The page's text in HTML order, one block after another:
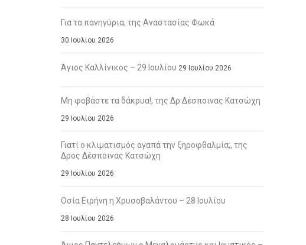
Για τα πανηγύρια, της Αναστασίας Φωκά
30 Ιουλίου 2026
Άγιος Καλλίνικος – 29 Ιουλίου 29 Ιουλίου 2026
Μη φοβάστε τα δάκρυα!, της Δρ Δέσποινας Κατσώχη
29 Ιουλίου 2026
Γιατί ο κλιματισμός αγαπά την ξηροφθαλμία;, της
Δρος Δέσποινας Κατσώχη
29 Ιουλίου 2026
Οσία Ειρήνη η Χρυσοβαλάντου – 28 Ιουλίου
28 Ιουλίου 2026